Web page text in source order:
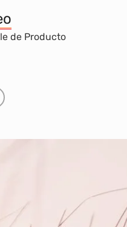
de Producto